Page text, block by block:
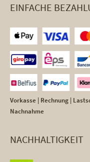
EINFACHE
Vorkasse | Rechnung |
Nachnahme
NACHHALTIGKEIT